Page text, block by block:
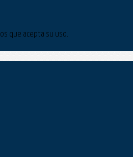
que acepta su uso.